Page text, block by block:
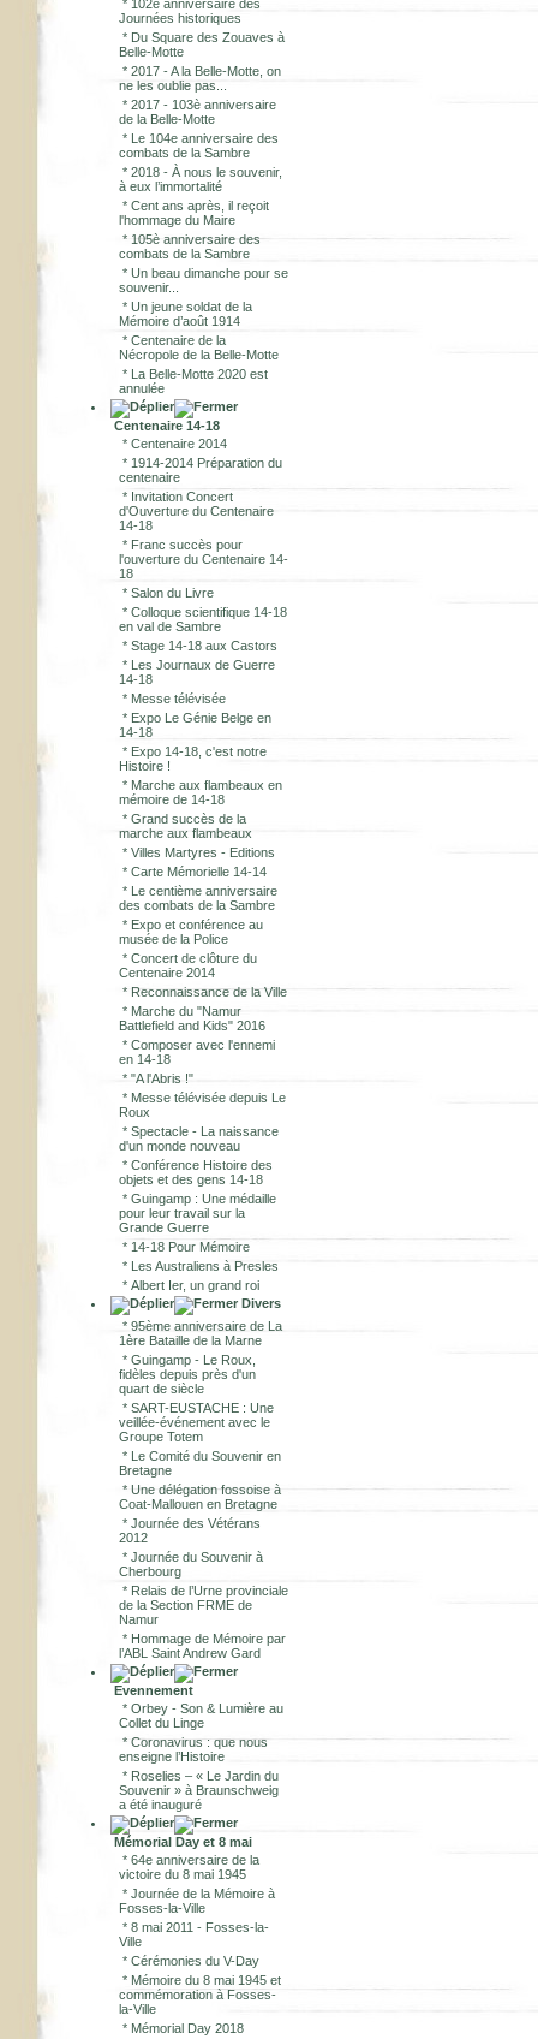
* 102e anniversaire des
Journées historiques
* Du Square des Zouaves à
Belle-Motte
* 2017 - A la Belle-Motte, on
ne les oublie pas...
* 2017 - 103è anniversaire
de la Belle-Motte
* Le 104e anniversaire des
combats de la Sambre
* 2018 - À nous le souvenir,
à eux l’immortalité
* Cent ans après, il reçoit
l'hommage du Maire
* 105è anniversaire des
combats de la Sambre
* Un beau dimanche pour se
souvenir...
* Un jeune soldat de la
Mémoire d’août 1914
* Centenaire de la
Nécropole de la Belle-Motte
* La Belle-Motte 2020 est
annulée
Centenaire 14-18
* Centenaire 2014
* 1914-2014 Préparation du
centenaire
* Invitation Concert
d'Ouverture du Centenaire
14-18
* Franc succès pour
l'ouverture du Centenaire 14-
18
* Salon du Livre
* Colloque scientifique 14-18
en val de Sambre
* Stage 14-18 aux Castors
* Les Journaux de Guerre
14-18
* Messe télévisée
* Expo Le Génie Belge en
14-18
* Expo 14-18, c'est notre
Histoire !
* Marche aux flambeaux en
mémoire de 14-18
* Grand succès de la
marche aux flambeaux
* Villes Martyres - Editions
* Carte Mémorielle 14-14
* Le centième anniversaire
des combats de la Sambre
* Expo et conférence au
musée de la Police
* Concert de clôture du
Centenaire 2014
* Reconnaissance de la Ville
* Marche du "Namur
Battlefield and Kids" 2016
* Composer avec l'ennemi
en 14-18
* "A l'Abris !"
* Messe télévisée depuis Le
Roux
* Spectacle - La naissance
d'un monde nouveau
* Conférence Histoire des
objets et des gens 14-18
* Guingamp : Une médaille
pour leur travail sur la
Grande Guerre
* 14-18 Pour Mémoire
* Les Australiens à Presles
* Albert Ier, un grand roi
Divers
* 95ème anniversaire de La
1ère Bataille de la Marne
* Guingamp - Le Roux,
fidèles depuis près d'un
quart de siècle
* SART-EUSTACHE : Une
veillée-événement avec le
Groupe Totem
* Le Comité du Souvenir en
Bretagne
* Une délégation fossoise à
Coat-Mallouen en Bretagne
* Journée des Vétérans
2012
* Journée du Souvenir à
Cherbourg
* Relais de l’Urne provinciale
de la Section FRME de
Namur
* Hommage de Mémoire par
l’ABL Saint Andrew Gard
Evennement
* Orbey - Son & Lumière au
Collet du Linge
* Coronavirus : que nous
enseigne l’Histoire
* Roselies – « Le Jardin du
Souvenir » à Braunschweig
a été inauguré
Mémorial Day et 8 mai
* 64e anniversaire de la
victoire du 8 mai 1945
* Journée de la Mémoire à
Fosses-la-Ville
* 8 mai 2011 - Fosses-la-
Ville
* Cérémonies du V-Day
* Mémoire du 8 mai 1945 et
commémoration à Fosses-
la-Ville
* Mémorial Day 2018